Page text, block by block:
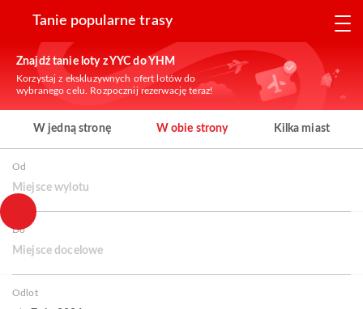
Tanie popularne trasy
Znajdź tanie loty z YYC do YHM
Korzystaj z ekskluzywnych ofert lotów do
wybranego celu. Rozpocznij rezerwację teraz!
W jedną stronę W obie strony Kilka miast
Od
Miejsce wylotu
Do
Miejsce docelowe
Odlot